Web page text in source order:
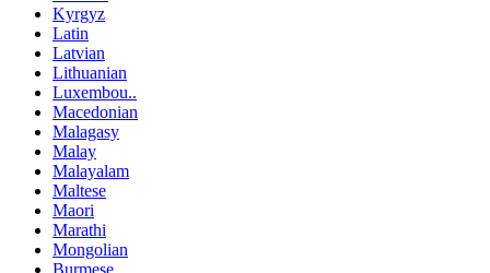
Kyrgyz
Latin
Latvian
Lithuanian
Luxembou..
Macedonian
Malagasy
Malay
Malayalam
Maltese
Maori
Marathi
Mongolian
Burmese